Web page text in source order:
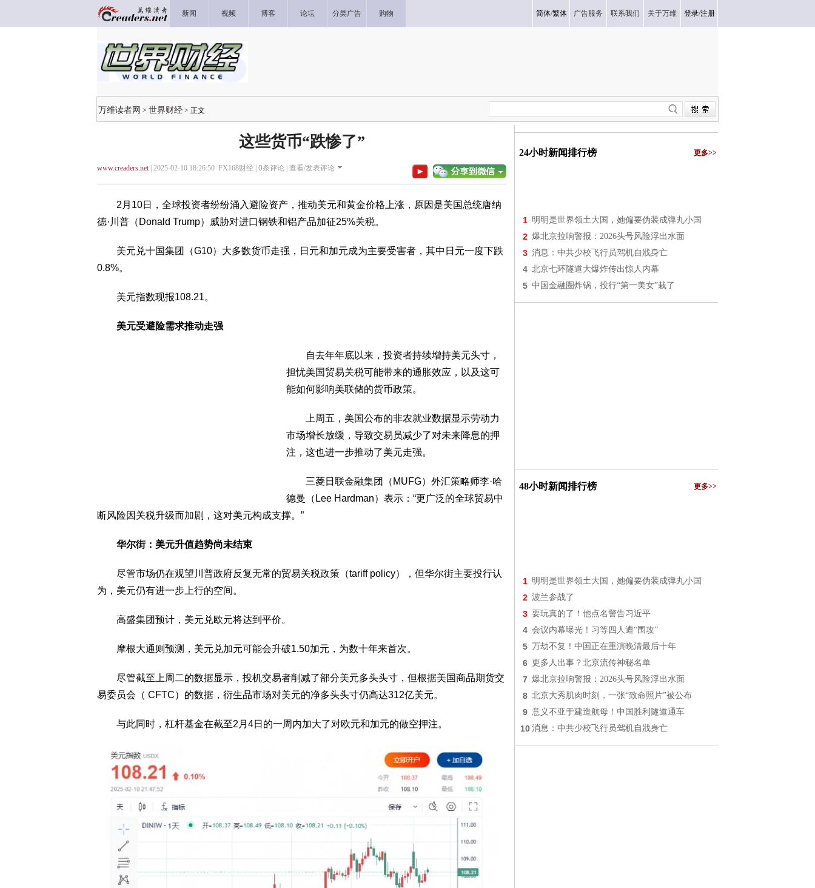
新闻 视频 博客 论坛 分类广告 购物 简体/繁体 广告服务 联系我们 关于万维 登录/注册
万维读者网 > 世界财经 > 正文
这些货币“跌惨了”
www.creaders.net| 2025-02-10 18:26:50 FX168财经 | 0条评论 | 查看/发表评论
2月10日，全球投资者纷纷涌入避险资产，推动美元和黄金价格上涨，原因是美国总统唐纳
德·川普（Donald Trump）威胁对进口钢铁和铝产品加征25%关税。
美元兑十国集团（G10）大多数货币走强，日元和加元成为主要受害者，其中日元一度下跌
0.8%。
美元指数现报108.21。
美元受避险需求推动走强
自去年年底以来，投资者持续增持美元头寸，
担忧美国贸易关税可能带来的通胀效应，以及这可
能如何影响美联储的货币政策。
上周五，美国公布的非农就业数据显示劳动力
市场增长放缓，导致交易员减少了对未来降息的押
注，这也进一步推动了美元走强。
三菱日联金融集团（MUFG）外汇策略师李·哈
德曼（Lee Hardman）表示：“更广泛的全球贸易中
断风险因关税升级而加剧，这对美元构成支撑。”
华尔街：美元升值趋势尚未结束
尽管市场仍在观望川普政府反复无常的贸易关税政策（tariff policy），但华尔街主要投行认
为，美元仍有进一步上行的空间。
高盛集团预计，美元兑欧元将达到平价。
摩根大通则预测，美元兑加元可能会升破1.50加元，为数十年来首次。
尽管截至上周二的数据显示，投机交易者削减了部分美元多头头寸，但根据美国商品期货交
易委员会（ CFTC）的数据，衍生品市场对美元的净多头头寸仍高达312亿美元。
与此同时，杠杆基金在截至2月4日的一周内加大了对欧元和加元的做空押注。
24小时新闻排行榜 更多>>
1 明明是世界领土大国，她偏要伪装成弹丸小国
2 爆北京拉响警报：2026头号风险浮出水面
3 消息：中共少校飞行员驾机自戕身亡
4 北京七环隧道大爆炸传出惊人内幕
5 中国金融圈炸锅，投行“第一美女”栽了
48小时新闻排行榜 更多>>
1 明明是世界领土大国，她偏要伪装成弹丸小国
2 波兰参战了
3 要玩真的了！他点名警告习近平
4 会议内幕曝光！习等四人遭“围攻”
5 万劫不复！中国正在重演晚清最后十年
6 更多人出事？北京流传神秘名单
7 爆北京拉响警报：2026头号风险浮出水面
8 北京大秀肌肉时刻，一张“致命照片”被公布
9 意义不亚于建造航母！中国胜利隧道通车
10 消息：中共少校飞行员驾机自戕身亡